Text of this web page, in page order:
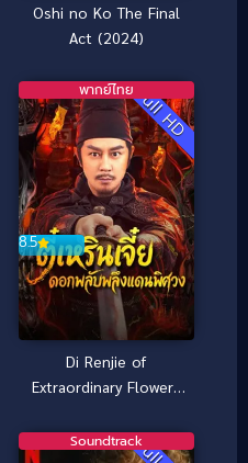
Oshi no Ko The Final
Act (2024)
Full HD
8.5
พากย์ไทย
Di Renjie of
Extraordinary Flowers
รินเจี๋ย ดอกพลับพลึง
Soundtrack